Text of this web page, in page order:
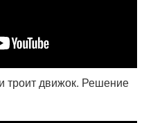
троит движок. Решение